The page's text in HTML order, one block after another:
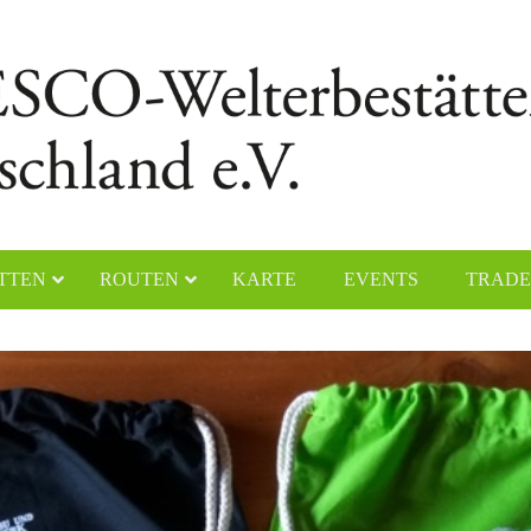
Dom
Dom
„Die Wies“
Lorsch
Naumburger Dom
Klosteranlage Maulbronn
Kölner Dom
Klosterinsel Reichenau
ROUTEN KARTE EVENTS